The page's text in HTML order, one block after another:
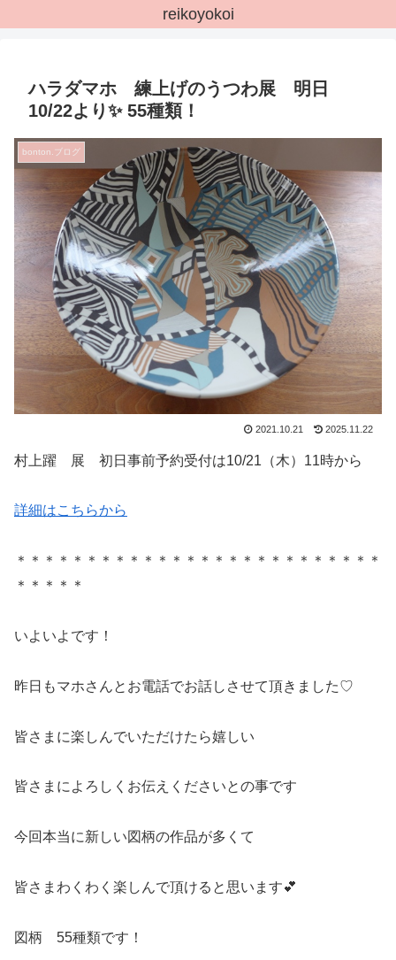
reikoyokoi
ハラダマホ 練上げのうつわ展 明日
10/22より✨ 55種類！
bonton.ブログ
2021.10.21 2025.11.22
村上躍 展 初日事前予約受付は10/21（木）11時から
詳細はこちらから
＊＊＊＊＊＊＊＊＊＊＊＊＊＊＊＊＊＊＊＊＊＊＊＊＊＊
＊＊＊＊＊
いよいよです！
昨日もマホさんとお電話でお話しさせて頂きました♡
皆さまに楽しんでいただけたら嬉しい
皆さまによろしくお伝えくださいとの事です
今回本当に新しい図柄の作品が多くて
皆さまわくわく楽しんで頂けると思います💕
図柄 55種類です！